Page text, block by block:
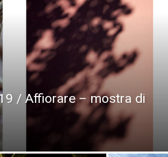
/ Affiorare – mostra di